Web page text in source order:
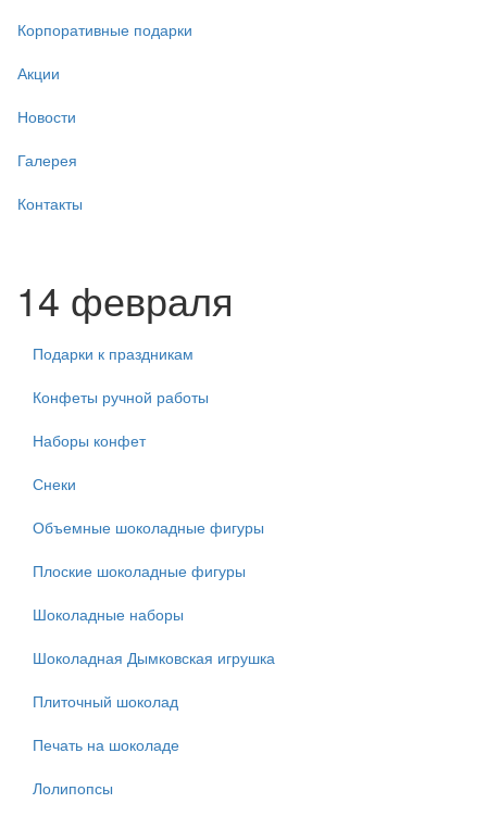
Корпоративные подарки
Акции
Новости
Галерея
Контакты
14 февраля
Подарки к праздникам
Конфеты ручной работы
Наборы конфет
Снеки
Объемные шоколадные фигуры
Плоские шоколадные фигуры
Шоколадные наборы
Шоколадная Дымковская игрушка
Плиточный шоколад
Печать на шоколаде
Лолипопсы